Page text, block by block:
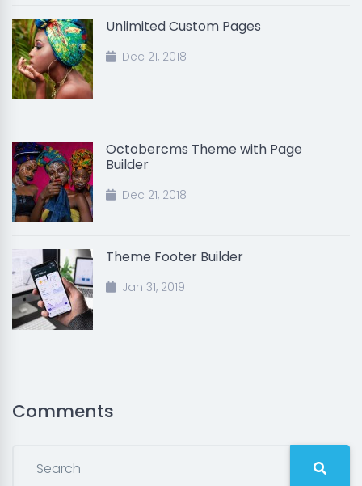
Unlimited Custom Pages
Dec 21, 2018
Octobercms Theme with Page
Builder
Dec 21, 2018
Theme Footer Builder
Jan 31, 2019
Comments